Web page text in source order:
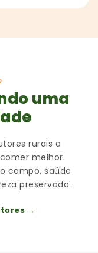
uma
rurais a
melhor.
campo, saúde
preservado.
→